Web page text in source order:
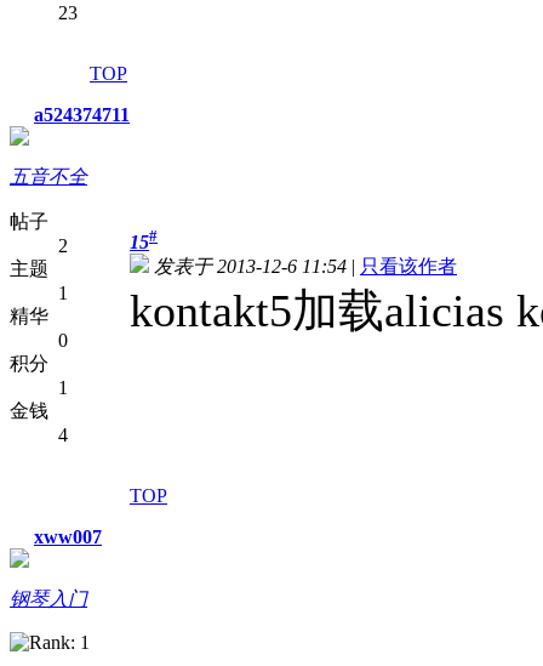
23
TOP
a524374711
五音不全
帖子
2
主题
1
精华
0
积分
1
金钱
4
15#
发表于 2013-12-6 11:54 | 只看该作者
kontakt5加载alicias
TOP
xww007
钢琴入门